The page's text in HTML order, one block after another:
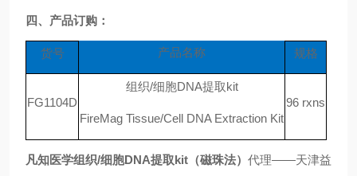
四、产品订购：
货号 产品名称 规格
FG1104D
组织/细胞DNA提取kit
FireMag Tissue/Cell DNA Extraction Kit
96 rxns
凡知医学组织/细胞DNA提取kit （磁珠法） 代理——天津益